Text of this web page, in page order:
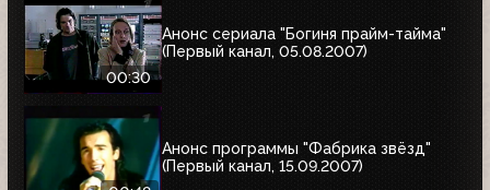
00:30
Анонс сериала "Богиня прайм-тайма"
(Первый канал, 05.08.2007)
Анонс программы "Фабрика звёзд"
(Первый канал, 15.09.2007)